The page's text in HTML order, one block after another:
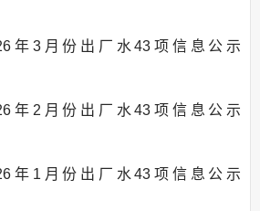
年3月份出厂水43项信息公示
年2月份出厂水43项信息公示
年1月份出厂水43项信息公示